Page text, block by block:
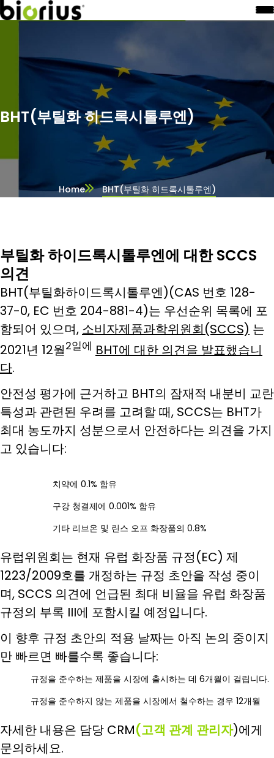
BHT(부틸화 히드록시톨루엔)
Home BHT(부틸화 히드록시톨루엔)
부틸화 하이드록시톨루엔에 대한 SCCS
의견
BHT(부틸화하이드록시톨루엔)(CAS 번호 128-
37-0, EC 번호 204-881-4)는 우선순위 목록에 포
함되어 있으며, 소비자제품과학위원회(SCCS) 는
2021년 12월2일에 BHT에 대한 의견을 발표했습니
다.
안전성 평가에 근거하고 BHT의 잠재적 내분비 교란
특성과 관련된 우려를 고려할 때, SCCS는 BHT가
최대 농도까지 성분으로서 안전하다는 의견을 가지
고 있습니다:
치약에 0.1% 함유
구강 청결제에 0.001% 함유
기타 리브온 및 린스 오프 화장품의 0.8%
유럽위원회는 현재 유럽 화장품 규정(EC) 제
1223/2009호를 개정하는 규정 초안을 작성 중이
며, SCCS 의견에 언급된 최대 비율을 유럽 화장품
규정의 부록 III에 포함시킬 예정입니다.
이 향후 규정 초안의 적용 날짜는 아직 논의 중이지
만 빠르면 빠를수록 좋습니다:
규정을 준수하는 제품을 시장에 출시하는 데 6개월이 걸립니다.
규정을 준수하지 않는 제품을 시장에서 철수하는 경우 12개월
자세한 내용은 담당 CRM(고객 관계 관리자)에게
문의하세요.